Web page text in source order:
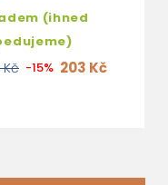
(ihned
Kč -15% 203 Kč